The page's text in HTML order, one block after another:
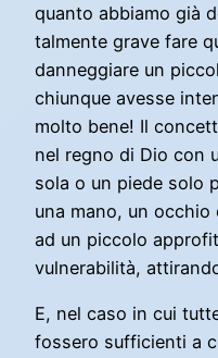
quanto abbiamo già
talmente grave fare
danneggiare un
chiunque avesse
molto bene! Il
nel regno di Dio con
sola o un piede solo
una mano, un occhio
ad un piccolo
vulnerabilità,
E, nel caso in cui
fossero sufficienti a